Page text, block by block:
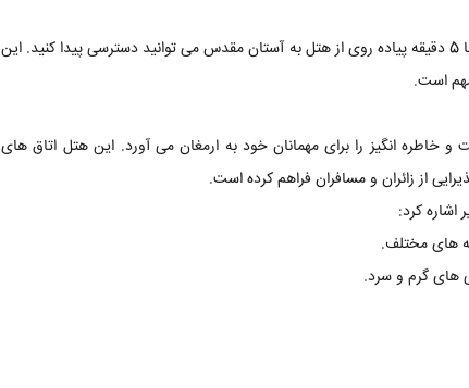
هتل ایران زمین در نزدیکی حرم مطهر حضرت امام رضا (ع) قرار دارد و تنها با 5 دقیقه پیاده روی از هتل به آستان مقدس می توانید دسترسی پیدا کنید. این
است.
خاطره انگیز را برای مهمانان خود به ارمغان می آورد. این هتل اتاق های
از زائران و مسافران فراهم کرده است.
اشاره کرد:
های مختلف.
های گرم و سرد.